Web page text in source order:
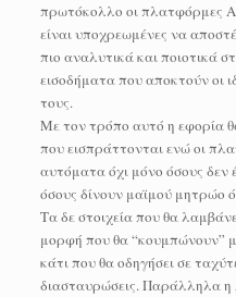
πρωτόκολλο οι πλατφόρμες
είναι υποχρεωμένες να
πιο αναλυτικά και ποιοτικά
εισοδήματα που αποκτούν οι
τους.
Με τον τρόπο αυτό η εφορία
που εισπράττονται ενώ οι
αυτόματα όχι μόνο όσους
όσους δίνουν μαϊμού μητρώο
Τα δε στοιχεία που θα
μορφή που θα “κουμπώνουν”
κάτι που θα οδηγήσει σε
διασταυρώσεις. Παράλληλα